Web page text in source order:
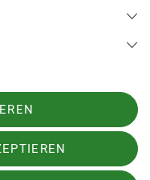
fahren zu
und Strom
werden,
eine
Bitte